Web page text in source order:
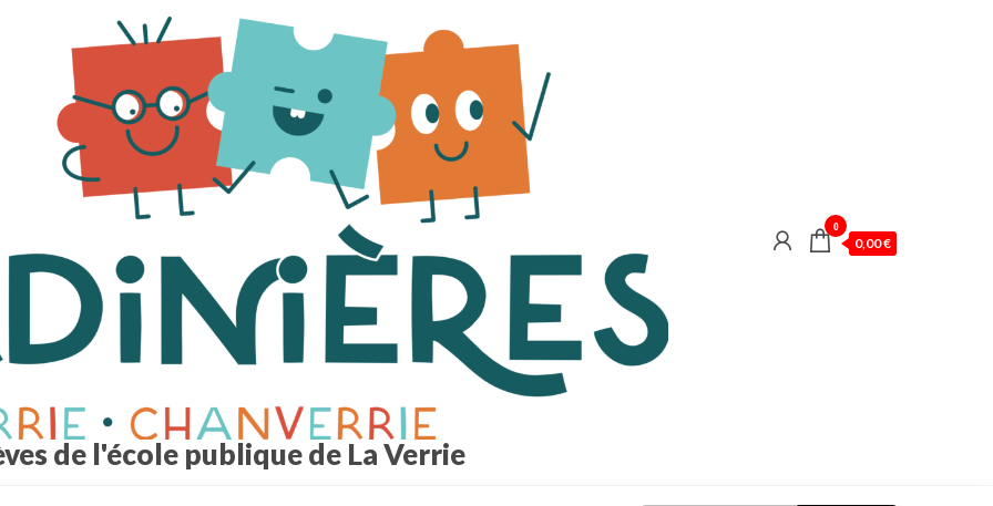
de l'école publique de La Verrie
0
0,00 €